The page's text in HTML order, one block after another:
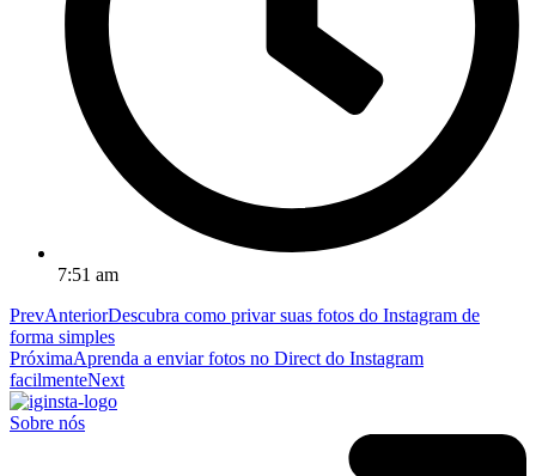
7:51 am
PrevAnteriorDescubra como privar suas fotos do Instagram de
forma simples
PróximaAprenda a enviar fotos no Direct do Instagram
facilmenteNext
Sobre nós